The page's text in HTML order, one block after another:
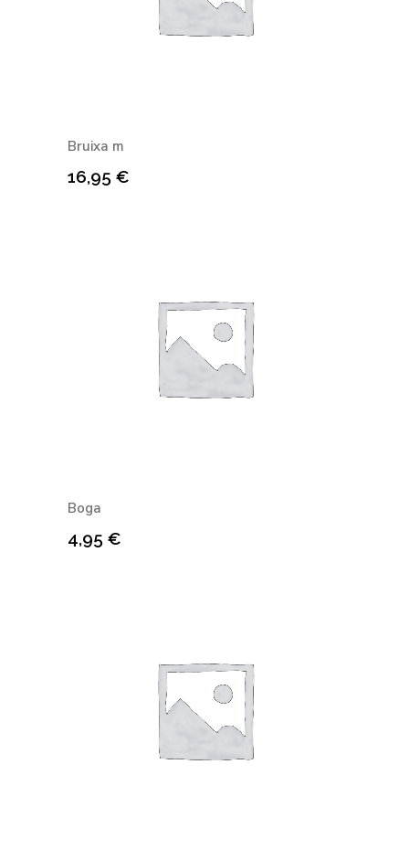
Bruixa m
16,95 €
Boga
4,95 €